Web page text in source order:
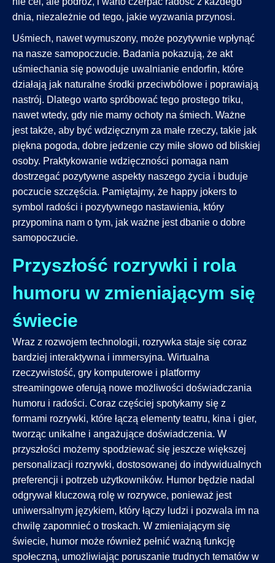
dnia, niezależnie od tego, jakie wyzwania przynosi.
Uśmiech, nawet wymuszony, może pozytywnie wpłynąć
na nasze samopoczucie. Badania pokazują, że akt
uśmiechania się powoduje uwalnianie endorfin, które
działają jak naturalne środki przeciwbólowe i poprawiają
nastrój. Dlatego warto spróbować tego prostego triku,
nawet wtedy, gdy nie mamy ochoty na śmiech. Ważne
jest także, aby być wdzięcznym za małe rzeczy, takie jak
piękna pogoda, dobre jedzenie czy miłe słowo od bliskiej
osoby. Praktykowanie wdzięczności pomaga nam
dostrzegać pozytywne aspekty naszego życia i buduje
poczucie szczęścia. Pamiętajmy, że happy jokers to
symbol radości i pozytywnego nastawienia, który
przypomina nam o tym, jak ważne jest dbanie o dobre
samopoczucie.
Przyszłość rozrywki i rola
humoru w zmieniającym się
świecie
Wraz z rozwojem technologii, rozrywka staje się coraz
bardziej interaktywna i immersyjna. Wirtualna
rzeczywistość, gry komputerowe i platformy
streamingowe oferują nowe możliwości doświadczania
humoru i radości. Coraz częściej spotykamy się z
formami rozrywki, które łączą elementy teatru, kina i gier,
tworząc unikalne i angażujące doświadczenia. W
przyszłości możemy spodziewać się jeszcze większej
personalizacji rozrywki, dostosowanej do indywidualnych
preferencji i potrzeb użytkowników. Humor będzie nadal
odgrywał kluczową rolę w rozrywce, ponieważ jest
uniwersalnym językiem, który łączy ludzi i pozwala im na
chwilę zapomnieć o troskach. W zmieniającym się
świecie, humor może również pełnić ważną funkcję
społeczną, umożliwiając poruszanie trudnych tematów w